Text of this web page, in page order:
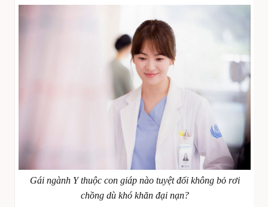
Gái ngành Y thuộc con giáp nào tuyệt đối không bỏ rơi
chồng dù khó khăn đại nạn?